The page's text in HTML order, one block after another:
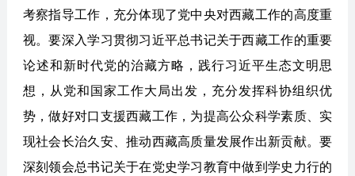
考察指导工作，充分体现了党中央对西藏工作的高度重
视。要深入学习贯彻习近平总书记关于西藏工作的重要
论述和新时代党的治藏方略，践行习近平生态文明思
想，从党和国家工作大局出发，充分发挥科协组织优
势，做好对口支援西藏工作，为提高公众科学素质、实
现社会长治久安、推动西藏高质量发展作出新贡献。要
深刻领会总书记关于在党史学习教育中做到学史力行的